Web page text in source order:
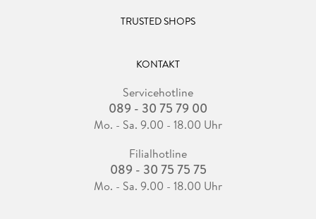
TRUSTED SHOPS
KONTAKT
Servicehotline
089 - 30 75 79 00
Mo. - Sa. 9.00 - 18.00 Uhr
Filialhotline
089 - 30 75 75 75
Mo. - Sa. 9.00 - 18.00 Uhr